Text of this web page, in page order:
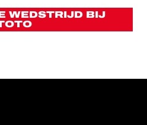
WEDSTRIJD BIJ